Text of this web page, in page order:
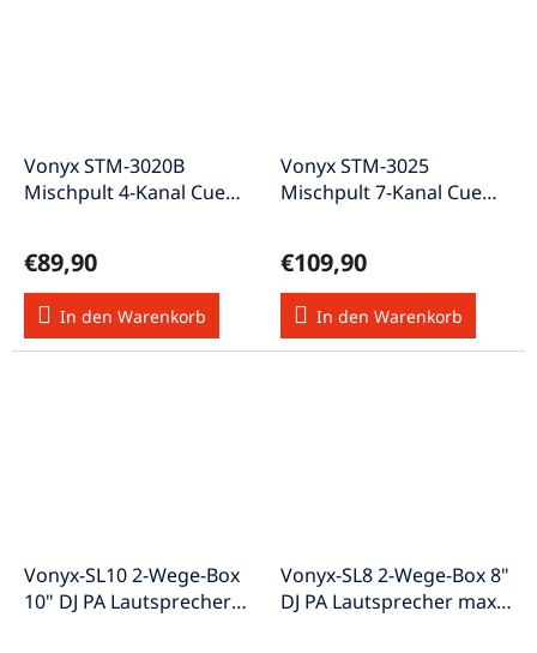
Vonyx STM-3020B
Mischpult 4-Kanal Cue
€89,90
In den Warenkorb
Vonyx STM-3025
Mischpult 7-Kanal Cue
€109,90
In den Warenkorb
Vonyx-SL10 2-Wege-Box
10" DJ PA Lautsprecher
Vonyx-SL8 2-Wege-Box 8"
DJ PA Lautsprecher max.